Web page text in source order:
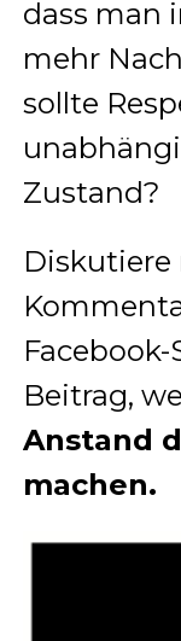
dass man
mehr
sollte
Zustand?
Beitrag,
Anstand
machen.